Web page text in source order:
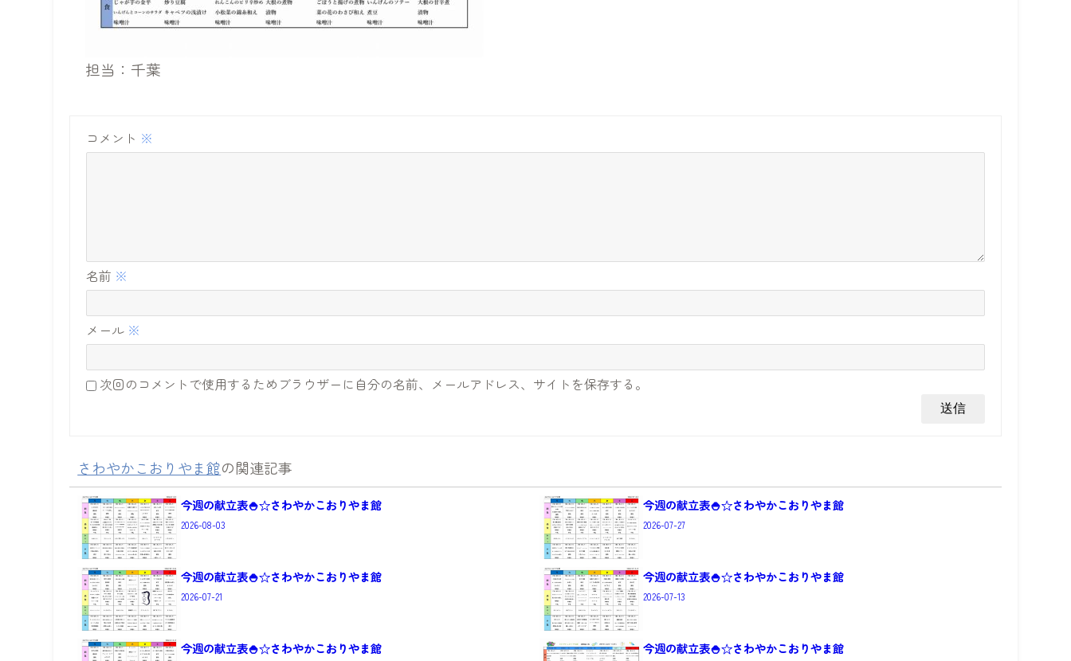
担当：千葉
コメント ※
名前 ※
メール ※
次回のコメントで使用するためブラウザーに自分の名前、メールアドレス、サイトを保存する。
さわやかこおりやま館の関連記事
今週の献立表🍚☆さわやかこおりやま館
2026-08-03
今週の献立表🍚☆さわやかこおりやま館
2026-07-27
今週の献立表🍚☆さわやかこおりやま館
2026-07-21
今週の献立表🍚☆さわやかこおりやま館
2026-07-13
今週の献立表🍚☆さわやかこおりやま館 今週の献立表🍚☆さわやかこおりやま館